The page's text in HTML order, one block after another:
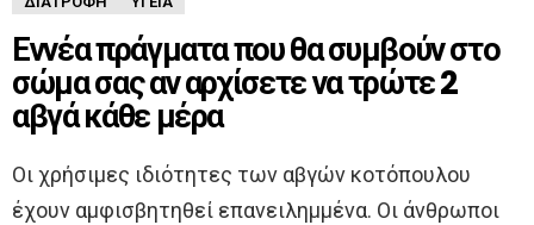
Εννέα πράγματα που θα συμβούν στο
σώμα σας αν αρχίσετε να τρώτε 2
αβγά κάθε μέρα
Οι χρήσιμες ιδιότητες των αβγών κοτόπουλου
έχουν αμφισβητηθεί επανειλημμένα. Οι άνθρωποι